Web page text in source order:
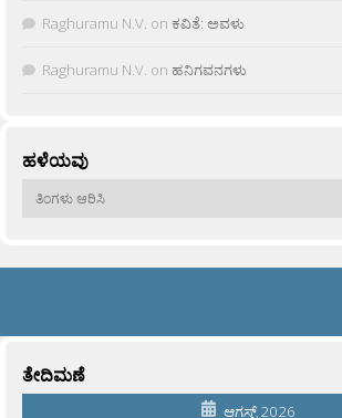
Raghuramu N.V. on ಕವಿತೆ: ಅವಳು
Raghuramu N.V. on ಹನಿಗವನಗಳು
ಹಳೆಯವು
ಹಳೆಯವು
ತೇದಿಮಣೆ
ಆಗಸ್ಟ್ 2026